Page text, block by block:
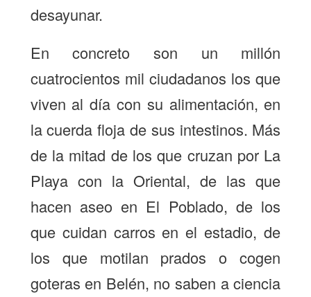
desayunar.
En concreto son un millón
cuatrocientos mil ciudadanos los que
viven al día con su alimentación, en
la cuerda floja de sus intestinos. Más
de la mitad de los que cruzan por La
Playa con la Oriental, de las que
hacen aseo en El Poblado, de los
que cuidan carros en el estadio, de
los que motilan prados o cogen
goteras en Belén, no saben a ciencia